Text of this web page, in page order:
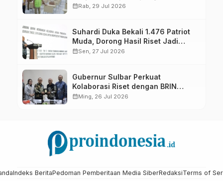
calendar_monthRab, 29 Jul 2026
Suhardi Duka Bekali 1.476 Patriot
Muda, Dorong Hasil Riset Jadi
Dasar Kebijakan Transmigrasi
calendar_monthSen, 27 Jul 2026
Gubernur Sulbar Perkuat
Kolaborasi Riset dengan BRIN
untuk Mendukung Pembangunan
calendar_monthMing, 26 Jul 2026
Indeks BeritaPedoman Pemberitaan Media SiberRedaksiTerms of